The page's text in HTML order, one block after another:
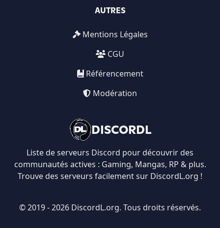
DISCORDL
Liste de serveurs Discord pour découvrir des
communautés actives : Gaming, Mangas, RP & plus.
Trouve des serveurs facilement sur DiscordL.org !
AUTRES
Mentions Légales
CGU
Référencement
Modération
© 2019 - 2026 DiscordL.org. Tous droits réservés.